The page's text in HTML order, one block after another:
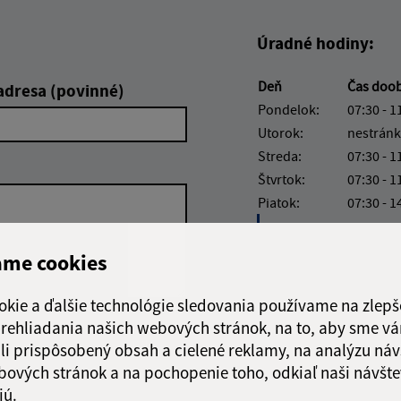
cookies
a ďalšie technológie sledovania používame na
našich webových stránok, na to, aby sme
prispôsobený obsah a cielené reklamy, na analýzu
stránok a na pochopenie toho, odkiaľ naši
(povinné)
Google reCaptcha Response
Odoslať správu
Úradné hodiny:
Deň Čas
Pondelok:
07:30 -
Utorok:
Streda:
07:30 -
Štvrtok:
07:30 -
Piatok:
07:30 -